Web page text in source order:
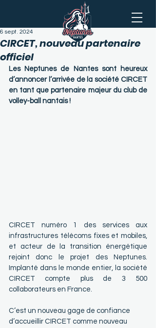
CIRCET, nouveau partenaire
officiel
6 sept. 2024
Les Neptunes de Nantes sont heureux
d’annoncer l’arrivée de la société CIRCET
en tant que partenaire majeur du club de
volley-ball nantais !
CIRCET numéro 1 des services aux
infrastructures télécoms fixes et mobiles,
et acteur de la transition énergétique
rejoint donc le projet des Neptunes.
Implanté dans le monde entier, la société
CIRCET compte plus de 3 500
collaborateurs en France.
C’est un nouveau gage de confiance
d’accueillir CIRCET comme nouveau